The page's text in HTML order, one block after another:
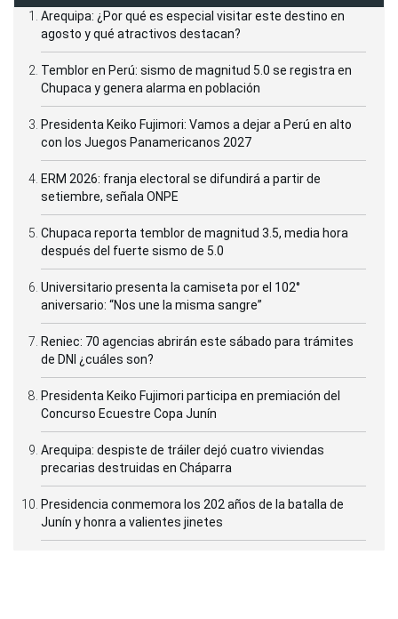
Arequipa: ¿Por qué es especial visitar este destino en
agosto y qué atractivos destacan?
Temblor en Perú: sismo de magnitud 5.0 se registra en
Chupaca y genera alarma en población
Presidenta Keiko Fujimori: Vamos a dejar a Perú en alto
con los Juegos Panamericanos 2027
ERM 2026: franja electoral se difundirá a partir de
setiembre, señala ONPE
Chupaca reporta temblor de magnitud 3.5, media hora
después del fuerte sismo de 5.0
Universitario presenta la camiseta por el 102°
aniversario: “Nos une la misma sangre”
Reniec: 70 agencias abrirán este sábado para trámites
de DNI ¿cuáles son?
Presidenta Keiko Fujimori participa en premiación del
Concurso Ecuestre Copa Junín
Arequipa: despiste de tráiler dejó cuatro viviendas
precarias destruidas en Cháparra
Presidencia conmemora los 202 años de la batalla de
Junín y honra a valientes jinetes